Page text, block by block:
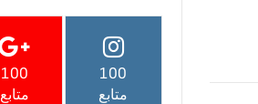
100
متابع
100
متابع